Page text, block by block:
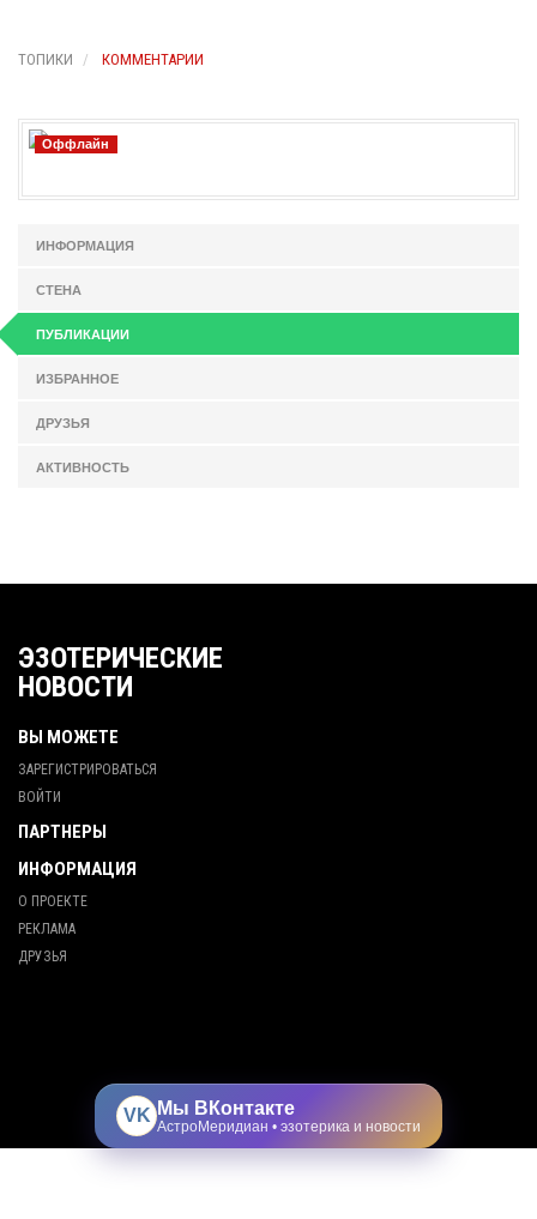
ТОПИКИ КОММЕНТАРИИ
Оффлайн
ИНФОРМАЦИЯ
СТЕНА
ПУБЛИКАЦИИ
ИЗБРАННОЕ
ДРУЗЬЯ
АКТИВНОСТЬ
ЭЗОТЕРИЧЕСКИЕ
НОВОСТИ
ВЫ МОЖЕТЕ
ЗАРЕГИСТРИРОВАТЬСЯ
ВОЙТИ
ПАРТНЕРЫ
ИНФОРМАЦИЯ
О ПРОЕКТЕ
РЕКЛАМА
ДРУЗЬЯ
VK Мы ВКонтакте
АстроМеридиан • эзотерика и новости